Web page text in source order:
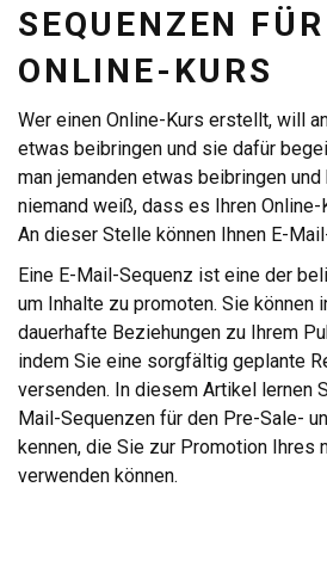
SEQUENZEN
ONLINE-KURS
Wer einen Online-Kurs erstellt, will
etwas beibringen und sie dafür
man jemanden etwas beibringen
niemand weiß, dass es Ihren Online-
An dieser Stelle können Ihnen E-
Eine E-Mail-Sequenz ist eine der
um Inhalte zu promoten. Sie können
dauerhafte Beziehungen zu Ihrem
indem Sie eine sorgfältig geplante
versenden. In diesem Artikel lernen
Mail-Sequenzen für den Pre-Sale-
kennen, die Sie zur Promotion Ihres
verwenden können.